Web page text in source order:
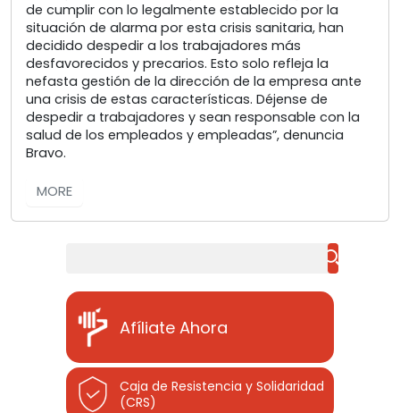
de cumplir con lo legalmente establecido por la
situación de alarma por esta crisis sanitaria, han
decidido despedir a los trabajadores más
desfavorecidos y precarios. Esto solo refleja la
nefasta gestión de la dirección de la empresa ante
una crisis de estas características. Déjense de
despedir a trabajadores y sean responsable con la
salud de los empleados y empleadas”, denuncia
Bravo.
MORE
Afíliate Ahora
Caja de Resistencia y Solidaridad
(CRS)